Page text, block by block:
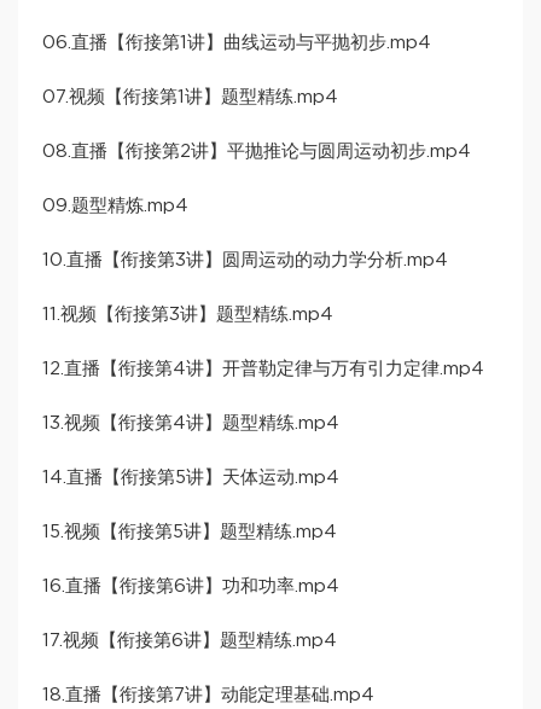
06.直播【衔接第1讲】曲线运动与平抛初步.mp4
07.视频【衔接第1讲】题型精练.mp4
08.直播【衔接第2讲】平抛推论与圆周运动初步.mp4
09.题型精炼.mp4
10.直播【衔接第3讲】圆周运动的动力学分析.mp4
11.视频【衔接第3讲】题型精练.mp4
12.直播【衔接第4讲】开普勒定律与万有引力定律.mp4
13.视频【衔接第4讲】题型精练.mp4
14.直播【衔接第5讲】天体运动.mp4
15.视频【衔接第5讲】题型精练.mp4
16.直播【衔接第6讲】功和功率.mp4
17.视频【衔接第6讲】题型精练.mp4
18.直播【衔接第7讲】动能定理基础.mp4